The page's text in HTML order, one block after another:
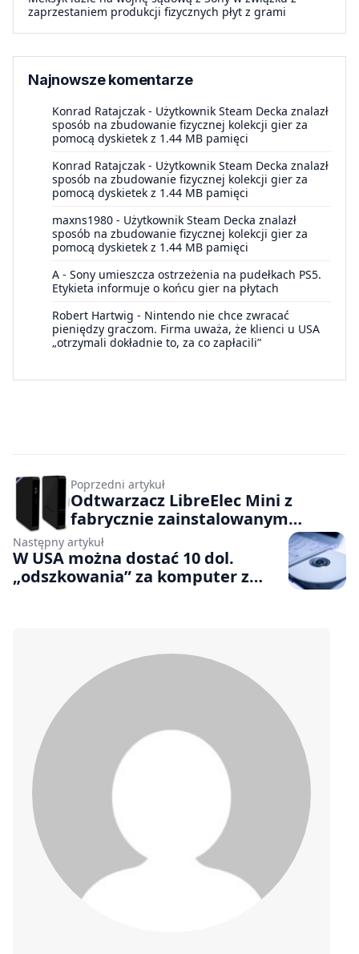
zaprzestaniem produkcji fizycznych płyt z grami
Najnowsze komentarze
Konrad Ratajczak - Użytkownik Steam Decka znalazł
sposób na zbudowanie fizycznej kolekcji gier za
pomocą dyskietek z 1.44 MB pamięci
Konrad Ratajczak - Użytkownik Steam Decka znalazł
sposób na zbudowanie fizycznej kolekcji gier za
pomocą dyskietek z 1.44 MB pamięci
maxns1980 - Użytkownik Steam Decka znalazł
sposób na zbudowanie fizycznej kolekcji gier za
pomocą dyskietek z 1.44 MB pamięci
A - Sony umieszcza ostrzeżenia na pudełkach PS5.
Etykieta informuje o końcu gier na płytach
Robert Hartwig - Nintendo nie chce zwracać
pieniędzy graczom. Firma uważa, że klienci u USA
„otrzymali dokładnie to, za co zapłacili”
Poprzedni artykuł
Odtwarzacz LibreElec Mini z
fabrycznie zainstalowanym
systemem
Następny artykuł
W USA można dostać 10 dol.
„odszkowania” za komputer z